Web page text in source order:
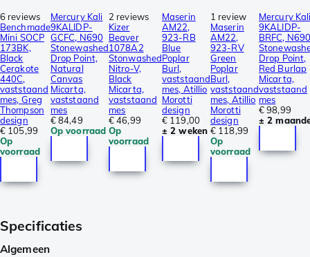
6 reviews
Benchmade
Mini SOCP
173BK,
Black
Cerakote
440C,
vaststaand
mes, Greg
Thompson
design
€ 105,99
Op
voorraad
Mercury Kali
9KALIDP-
GCFC, N690
Stonewashed
Drop Point,
Natural
Canvas
Micarta,
vaststaand
mes
€ 84,49
Op voorraad
2 reviews
Kizer
Beaver
1078A2
Stonwashed
Nitro-V,
Black
Micarta,
vaststaand
mes
€ 46,99
Op
voorraad
Maserin
AM22,
923-RB
Blue
Poplar
Burl,
vaststaand
mes, Atillio
Morotti
design
€ 119,00
± 2 weken
1 review
Maserin
AM22,
923-RV
Green
Poplar
Burl,
vaststaand
mes, Atillio
Morotti
design
€ 118,99
Op
voorraad
Mercury
9KALIDP-
BRFC,
Drop Point,
Red Burlap
Micarta,
vaststaand
mes
€ 98,99
± 2
Specificaties
Algemeen